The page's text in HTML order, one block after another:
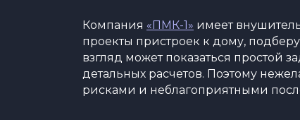
Компания «ПМК-1» имеет
проекты пристроек к дому,
взгляд может показаться простой
детальных расчетов. Поэтому
рисками и неблагоприятными